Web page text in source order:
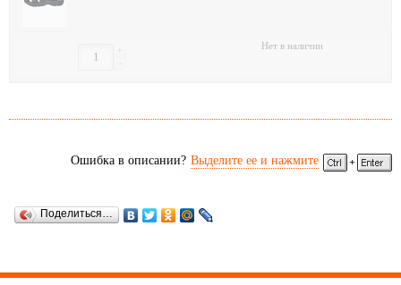
-
+ Нет в наличии
Ошибка в описании? Выделите ее и нажмите
Поделиться…